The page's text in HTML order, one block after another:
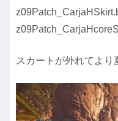
スカートが外れてより